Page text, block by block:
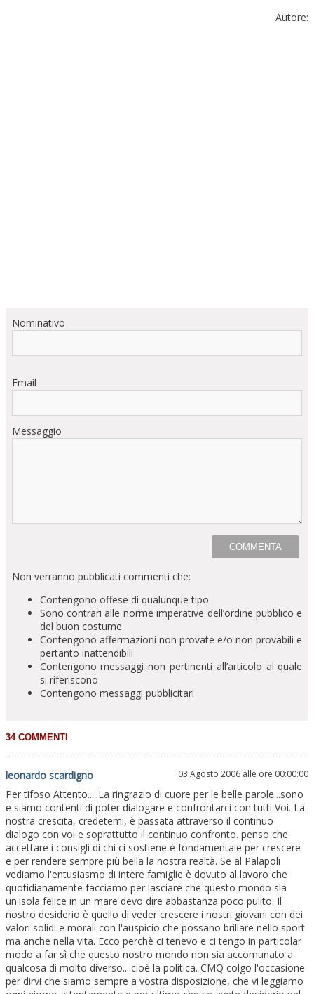
Autore:
Nominativo
Email
Messaggio
Non verranno pubblicati commenti che:
Contengono offese di qualunque tipo
Sono contrari alle norme imperative dell’ordine pubblico e
del buon costume
Contengono affermazioni non provate e/o non provabili e
pertanto inattendibili
Contengono messaggi non pertinenti all’articolo al quale
si riferiscono
Contengono messaggi pubblicitari
leonardo scardigno 03 Agosto 2006 alle ore 00:00:00
Per tifoso Attento.....La ringrazio di cuore per le belle parole...sono
e siamo contenti di poter dialogare e confrontarci con tutti Voi. La
nostra crescita, credetemi, è passata attraverso il continuo
dialogo con voi e soprattutto il continuo confronto. penso che
accettare i consigli di chi ci sostiene è fondamentale per crescere
e per rendere sempre più bella la nostra realtà. Se al Palapoli
vediamo l'entusiasmo di intere famiglie è dovuto al lavoro che
quotidianamente facciamo per lasciare che questo mondo sia
un'isola felice in un mare devo dire abbastanza poco pulito. Il
nostro desiderio è quello di veder crescere i nostri giovani con dei
valori solidi e morali con l'auspicio che possano brillare nello sport
ma anche nella vita. Ecco perchè ci tenevo e ci tengo in particolar
modo a far sì che questo nostro mondo non sia accomunato a
qualcosa di molto diverso....cioè la politica. CMQ colgo l'occasione
per dirvi che siamo sempre a vostra disposizione, che vi leggiamo